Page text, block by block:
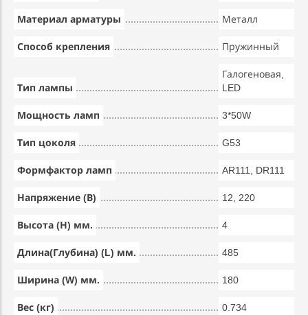
Материал арматуры Металл
Способ крепления Пружинный
Тип лампы
Галогеновая,
LED
Мощность ламп 3*50W
Тип цоколя G53
Формфактор ламп AR111, DR111
Напряжение (В) 12, 220
Высота (Н) мм. 4
Длина(Глубина) (L) мм. 485
Ширина (W) мм. 180
Вес (кг) 0.734